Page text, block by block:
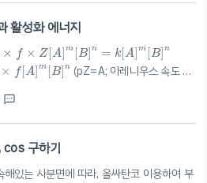
하여 속도 감소 촉매 정촉매: 활성화 E 감소,
증가, k 감소, 속도 감소 반응물의 농도 반
활성화 에너지
× f × Z[A]m [B]n = k[A]m [B]n
f× Z[ A] m[ B]n=k[A m[B]n
× f[A]m [B]n
]m [B ]n
(pZ=A; 아레니우스 속도 상
우스 식이 나온다.
k = A e− E a RT
textsms
구하기
해있는 사분면에 따라, 올싸탄코 이용하여 부